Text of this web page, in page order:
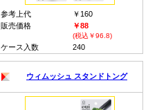
参考上代
￥160
販売価格
￥88
(税込￥96.8)
ケース入数 240
ウィムッシュ スタンドトング